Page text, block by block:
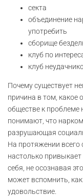
секта
объединение
употребить
сборище
клуб по
клуб
Почему существует
причина в том,
обществе к проблеме
понимают, что
разрушающая
На протяжении всего
настолько
себя, не осознавая
может вспомнить,
удовольствие.